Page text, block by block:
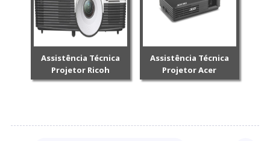
Assistência Técnica
Projetor Ricoh
Assistência Técnica
Projetor Acer